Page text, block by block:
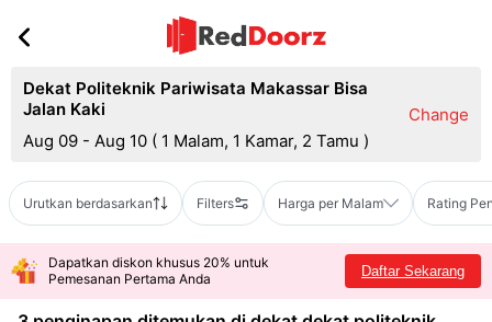
Dekat Politeknik Pariwisata Makassar Bisa
Jalan Kaki
Aug 09 - Aug 10 ( 1 Malam, 1 Kamar, 2 Tamu )
Change
Urutkan berdasarkan Filters Harga per Malam Rating
Dapatkan diskon khusus 20% untuk
Pemesanan Pertama Anda
Daftar Sekarang